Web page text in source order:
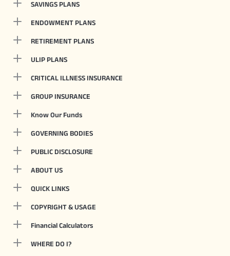
SAVINGS PLANS
ENDOWMENT PLANS
RETIREMENT PLANS
ULIP PLANS
CRITICAL ILLNESS INSURANCE
GROUP INSURANCE
Know Our Funds
GOVERNING BODIES
PUBLIC DISCLOSURE
ABOUT US
QUICK LINKS
COPYRIGHT & USAGE
Financial Calculators
WHERE DO I?